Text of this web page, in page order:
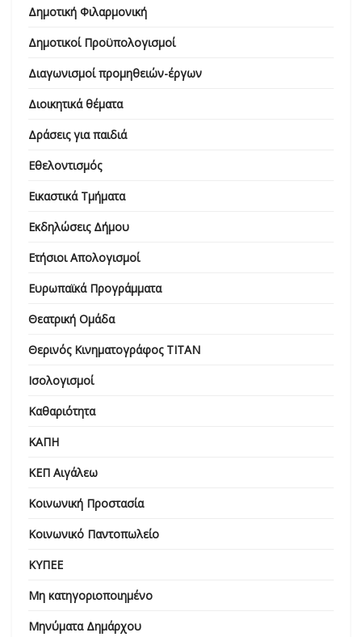
Δημοτική Φιλαρμονική
Δημοτικοί Προϋπολογισμοί
Διαγωνισμοί προμηθειών-έργων
Διοικητικά θέματα
Δράσεις για παιδιά
Εθελοντισμός
Εικαστικά Τμήματα
Εκδηλώσεις Δήμου
Ετήσιοι Απολογισμοί
Ευρωπαϊκά Προγράμματα
Θεατρική Ομάδα
Θερινός Κινηματογράφος ΤΙΤΑΝ
Ισολογισμοί
Καθαριότητα
ΚΑΠΗ
ΚΕΠ Αιγάλεω
Κοινωνική Προστασία
Κοινωνικό Παντοπωλείο
ΚΥΠΕΕ
Μη κατηγοριοποιημένο
Μηνύματα Δημάρχου